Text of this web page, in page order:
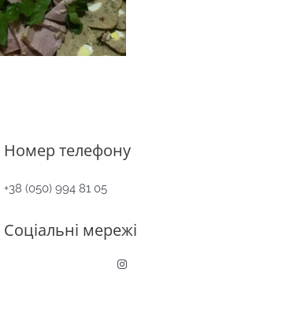
Номер телефону
+38 (050) 994 81 05
Соціальні мережі
Instagram